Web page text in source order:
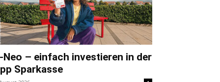
Neo – einfach investieren in der
Sparkasse